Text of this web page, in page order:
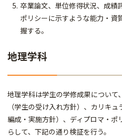
卒業論文、単位修得状況、成績
ポリシーに示すような能力・資
握する。
地理学科
地理学科は学生の学修成果について
（学生の受け入れ方針）、カリキ
編成・実施方針）、ディプロマ・ポ
らして、下記の通り検証を行う。